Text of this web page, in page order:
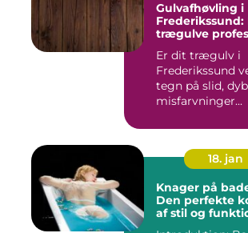
Gulvafhøvling i
Frederikssund:
trægulve
Er dit trægulv i
Frederikssund
tegn på slid,
misfarvninger...
18. jan
Knager på
Den perfekte
af stil og